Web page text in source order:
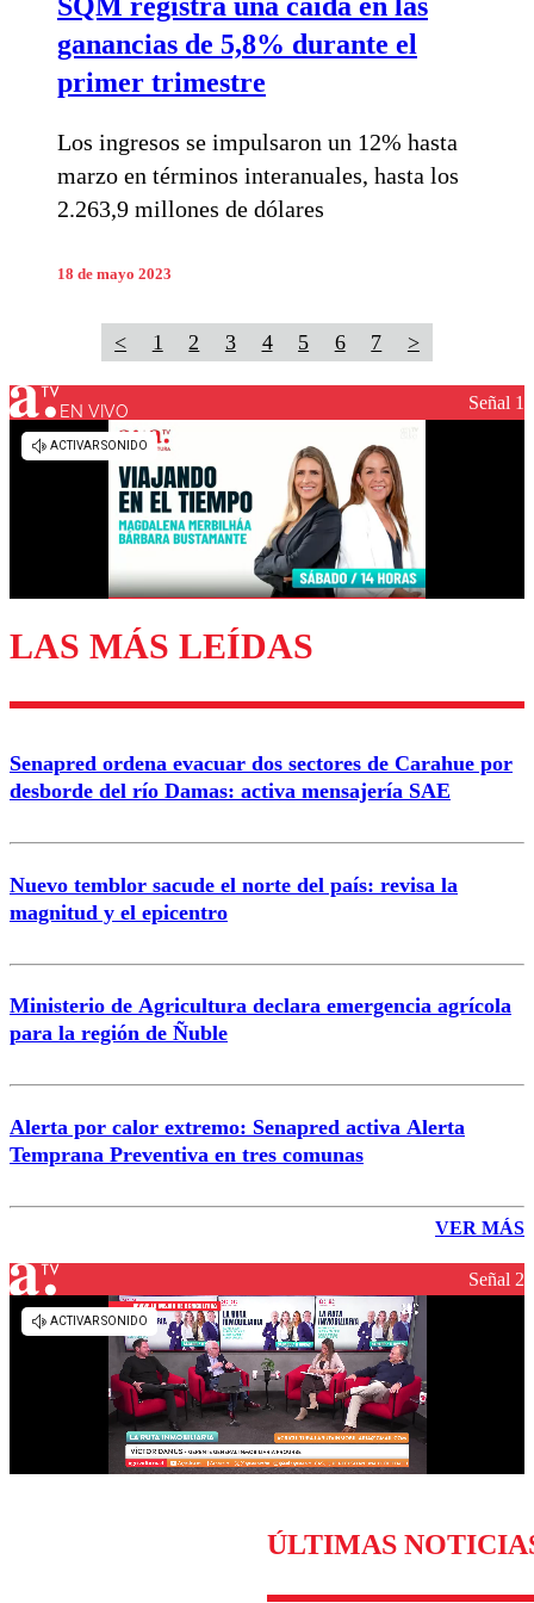
SQM registra una caída en las
ganancias de 5,8% durante el
primer trimestre
Los ingresos se impulsaron un 12% hasta
marzo en términos interanuales, hasta los
2.263,9 millones de dólares
18 de mayo 2023
< 1 2 3 4 5 6 7 >
EN VIVO Señal 1
LAS MÁS LEÍDAS
Senapred ordena evacuar dos sectores de Carahue por
desborde del río Damas: activa mensajería SAE
Nuevo temblor sacude el norte del país: revisa la
magnitud y el epicentro
Ministerio de Agricultura declara emergencia agrícola
para la región de Ñuble
Alerta por calor extremo: Senapred activa Alerta
Temprana Preventiva en tres comunas
VER MÁS
Señal 2
ÚLTIMAS